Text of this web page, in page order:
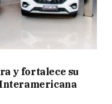
y fortalece su